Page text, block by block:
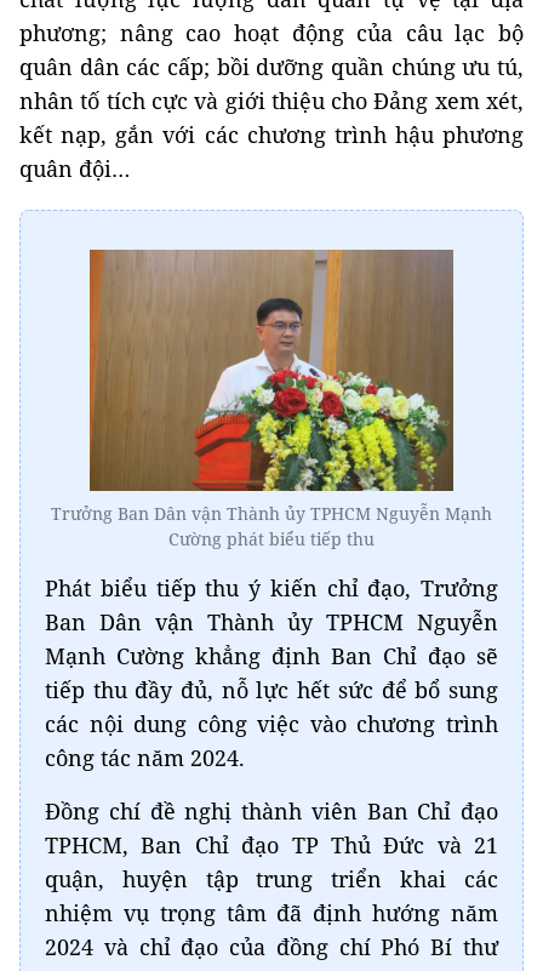
phương; nâng cao hoạt động của câu lạc bộ
quân dân các cấp; bồi dưỡng quần chúng ưu tú,
nhân tố tích cực và giới thiệu cho Đảng xem xét,
kết nạp, gắn với các chương trình hậu phương
quân đội…
Trưởng Ban Dân vận Thành ủy TPHCM Nguyễn Mạnh
Cường phát biểu tiếp thu
Phát biểu tiếp thu ý kiến chỉ đạo, Trưởng
Ban Dân vận Thành ủy TPHCM Nguyễn
Mạnh Cường khẳng định Ban Chỉ đạo sẽ
tiếp thu đầy đủ, nỗ lực hết sức để bổ sung
các nội dung công việc vào chương trình
công tác năm 2024.
Đồng chí đề nghị thành viên Ban Chỉ đạo
TPHCM, Ban Chỉ đạo TP Thủ Đức và 21
quận, huyện tập trung triển khai các
nhiệm vụ trọng tâm đã định hướng năm
2024 và chỉ đạo của đồng chí Phó Bí thư